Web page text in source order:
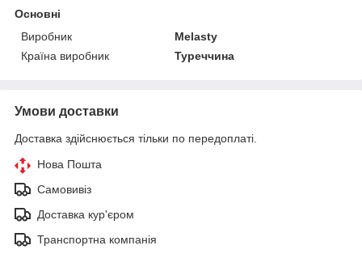
Основні
Виробник
Melasty
Країна виробник
Туреччина
Умови доставки
Доставка здійснюється тільки по передоплаті.
Нова Пошта
Самовивіз
Доставка кур'єром
Транспортна компанія